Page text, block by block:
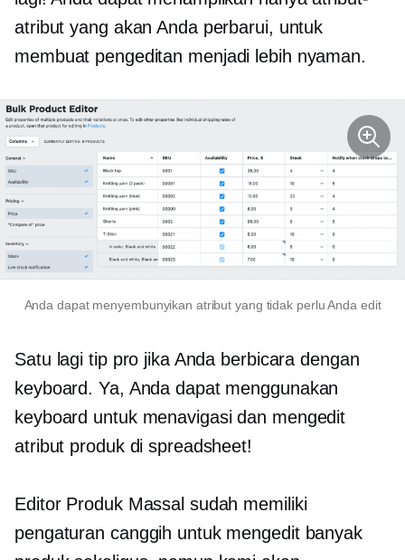
atribut yang akan Anda perbarui, untuk
membuat pengeditan menjadi lebih nyaman.
Anda dapat menyembunyikan atribut yang tidak perlu Anda edit
Satu lagi tip pro jika Anda berbicara dengan
keyboard. Ya, Anda dapat menggunakan
keyboard untuk menavigasi dan mengedit
atribut produk di spreadsheet!
Editor Produk Massal sudah memiliki
pengaturan canggih untuk mengedit banyak